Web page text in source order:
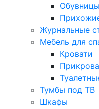
Обувницы
Журнальные
Мебель для
Кровати
Тумбы под ТВ
Шкафы